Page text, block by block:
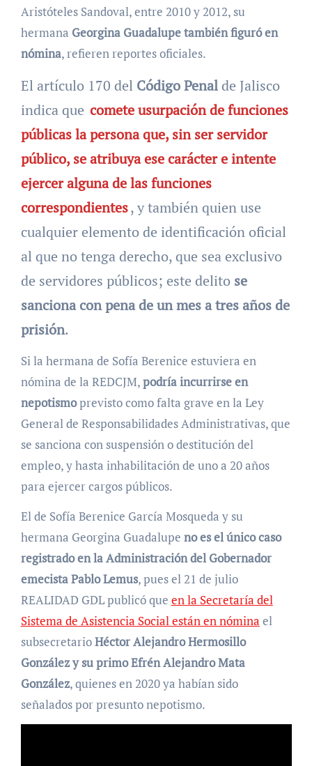
Aristóteles Sandoval, entre 2010 y 2012, su
hermana Georgina Guadalupe también figuró en
nómina, refieren reportes oficiales.
El artículo 170 del Código Penalde Jalisco
indica que comete usurpación de funciones
públicas la persona que, sin ser servidor
público, se atribuya ese carácter e intente
ejercer alguna de las funciones
correspondientes, y también quien use
cualquier elemento de identificación oficial
al que no tenga derecho, que sea exclusivo
de servidores públicos; este delito se
sanciona con pena de un mes a tres años de
prisión.
Si la hermana de Sofía Berenice estuviera en
nómina de la REDCJM,podría incurrirse en
nepotismoprevisto como falta grave en la Ley
General de Responsabilidades Administrativas, que
se sanciona con suspensión o destitución del
empleo, y hasta inhabilitación de uno a 20 años
para ejercer cargos públicos.
El de Sofía Berenice García Mosqueda y su
hermana Georgina Guadalupe no es el único caso
registrado en la Administración del Gobernador
emecista Pablo Lemus, pues el 21 de julio
REALIDAD GDL publicó que en la Secretaría del
Sistema de Asistencia Social están en nómina el
subsecretarioHéctor Alejandro Hermosillo
González y su primo Efrén Alejandro Mata
González, quienes en 2020 ya habían sido
señalados por presunto nepotismo.